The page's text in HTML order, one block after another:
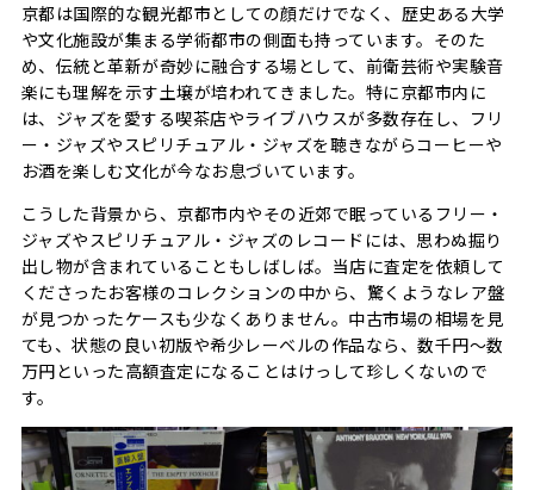
京都は国際的な観光都市としての顔だけでなく、歴史ある大学
や文化施設が集まる学術都市の側面も持っています。そのた
め、伝統と革新が奇妙に融合する場として、前衛芸術や実験音
楽にも理解を示す土壌が培われてきました。特に京都市内に
は、ジャズを愛する喫茶店やライブハウスが多数存在し、フリ
ー・ジャズやスピリチュアル・ジャズを聴きながらコーヒーや
お酒を楽しむ文化が今なお息づいています。
こうした背景から、京都市内やその近郊で眠っているフリー・
ジャズやスピリチュアル・ジャズのレコードには、思わぬ掘り
出し物が含まれていることもしばしば。当店に査定を依頼して
くださったお客様のコレクションの中から、驚くようなレア盤
が見つかったケースも少なくありません。中古市場の相場を見
ても、状態の良い初版や希少レーベルの作品なら、数千円～数
万円といった高額査定になることはけっして珍しくないので
す。